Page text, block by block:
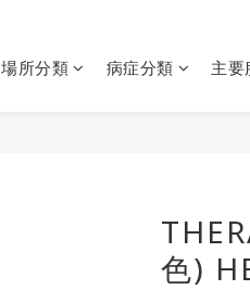
場所分類 病症分類 主要
色)